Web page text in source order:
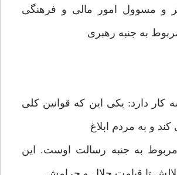
و مسوول امور مالى و فرهنگى
به جنبه رهبرى
دارد: يكى اين كه قوانين كلى
و به مردم ابلاغ
به جنبه رسالت اوست. اين